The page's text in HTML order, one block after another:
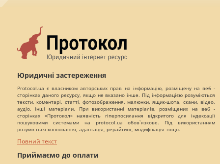
Юридичні застереження
Protocol.ua є власником авторських прав на інформацію, розміщену на веб -
сторінках даного ресурсу, якщо не вказано інше. Під інформацією розуміються
тексти, коментарі, статті, фотозображення, малюнки, ящик-шота, скани, відео,
аудіо, інші матеріали. При використанні матеріалів, розміщених на веб -
сторінках «Протокол» наявність гіперпосилання відкритого для індексації
пошуковими системами на protocol.ua обов`язкове. Під використанням
розуміється копіювання, адаптація, рерайтинг, модифікація тощо.
Повний текст
Приймаємо до оплати